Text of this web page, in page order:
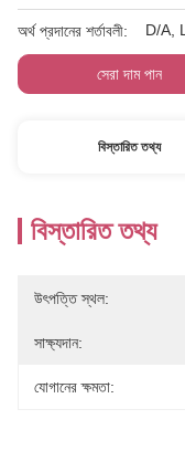
অর্থ প্রদানের শর্তাবলী: D/A,
সেরা দাম পান
বিস্তারিত তথ্য
বিস্তারিত তথ্য
উৎপত্তি স্থল:
সাক্ষ্যদান:
যোগানের ক্ষমতা: